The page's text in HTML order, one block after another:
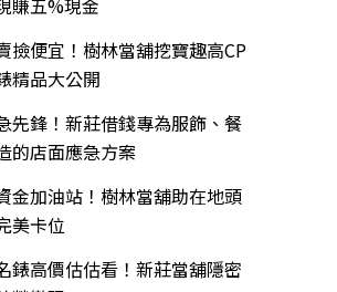
賺五%現金
撿便宜！樹林當舖挖寶趣高CP
精品大公開
先鋒！新莊借錢專為服飾、餐
的店面應急方案
金加油站！樹林當舖助在地頭
美卡位
錶高價估估看！新莊當舖隱密